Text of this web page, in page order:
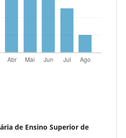
de Ensino Superior de